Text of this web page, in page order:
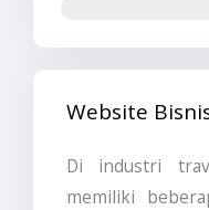
Website
Di industri
memiliki